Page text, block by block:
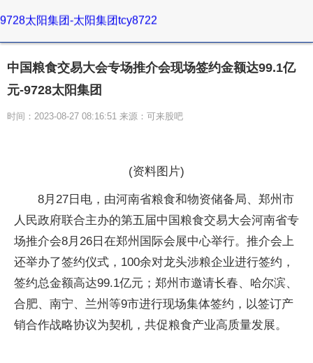
9728太阳集团-太阳集团tcy8722
中国粮食交易大会专场推介会现场签约金额达99.1亿
元-9728太阳集团
时间：2023-08-27 08:16:51 来源：可来股吧
(资料图片)
8月27日电，由河南省粮食和物资储备局、郑州市
人民政府联合主办的第五届中国粮食交易大会河南省专
场推介会8月26日在郑州国际会展中心举行。推介会上
还举办了签约仪式，100余对龙头涉粮企业进行签约，
签约总金额高达99.1亿元；郑州市邀请长春、哈尔滨、
合肥、南宁、兰州等9市进行现场集体签约，以签订产
销合作战略协议为契机，共促粮食产业高质量发展。